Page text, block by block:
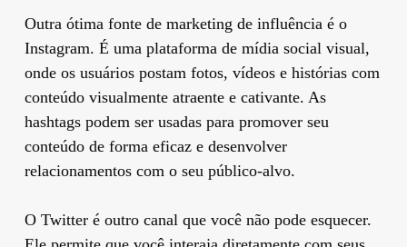
Outra ótima fonte de marketing de influência é o
Instagram. É uma plataforma de mídia social visual,
onde os usuários postam fotos, vídeos e histórias com
conteúdo visualmente atraente e cativante. As
hashtags podem ser usadas para promover seu
conteúdo de forma eficaz e desenvolver
relacionamentos com o seu público-alvo.
O Twitter é outro canal que você não pode esquecer.